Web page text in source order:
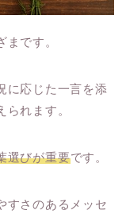
です。
に応じた一言を添
れます。
選びが重要です。
すさのあるメッセ